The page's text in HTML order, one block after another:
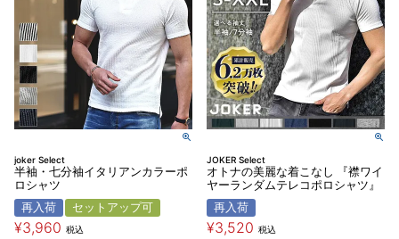
joker Select
半袖・七分袖イタリアンカラーポ
ロシャツ
再入荷
セットアップ可
¥3,960 税込
JOKER Select
オトナの美麗な着こなし 『襟ワイ
ヤーランダムテレコポロシャツ』
再入荷
¥3,520 税込